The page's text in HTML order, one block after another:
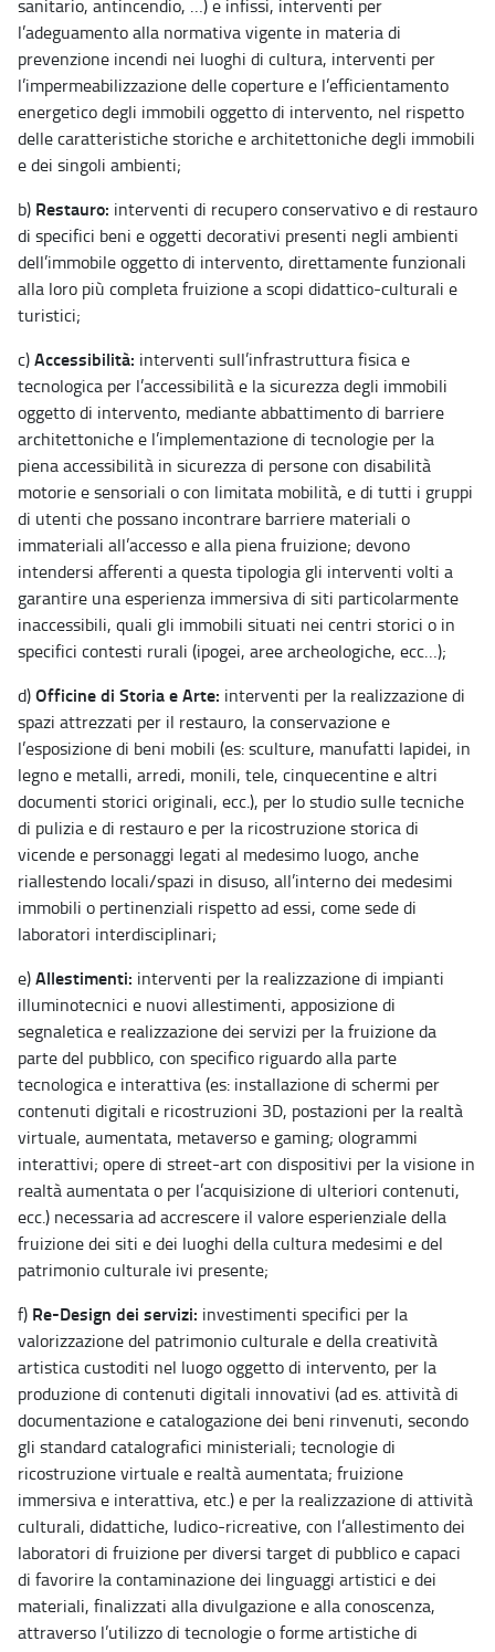
sanitario, antincendio, …) e infissi, interventi per
l’adeguamento alla normativa vigente in materia di
prevenzione incendi nei luoghi di cultura, interventi per
l’impermeabilizzazione delle coperture e l’efficientamento
energetico degli immobili oggetto di intervento, nel rispetto
delle caratteristiche storiche e architettoniche degli immobili
e dei singoli ambienti;
b) Restauro: interventi di recupero conservativo e di restauro
di specifici beni e oggetti decorativi presenti negli ambienti
dell’immobile oggetto di intervento, direttamente funzionali
alla loro più completa fruizione a scopi didattico-culturali e
turistici;
c)Accessibilità: interventi sull’infrastruttura fisica e
tecnologica per l’accessibilità e la sicurezza degli immobili
oggetto di intervento, mediante abbattimento di barriere
architettoniche e l’implementazione di tecnologie per la
piena accessibilità in sicurezza di persone con disabilità
motorie e sensoriali o con limitata mobilità, e di tutti i gruppi
di utenti che possano incontrare barriere materiali o
immateriali all’accesso e alla piena fruizione; devono
intendersi afferenti a questa tipologia gli interventi volti a
garantire una esperienza immersiva di siti particolarmente
inaccessibili, quali gli immobili situati nei centri storici o in
specifici contesti rurali (ipogei, aree archeologiche, ecc…);
d)Officine di Storia e Arte: interventi per la realizzazione di
spazi attrezzati per il restauro, la conservazione e
l’esposizione di beni mobili (es: sculture, manufatti lapidei, in
legno e metalli, arredi, monili, tele, cinquecentine e altri
documenti storici originali, ecc.), per lo studio sulle tecniche
di pulizia e di restauro e per la ricostruzione storica di
vicende e personaggi legati al medesimo luogo, anche
riallestendo locali/spazi in disuso, all’interno dei medesimi
immobili o pertinenziali rispetto ad essi, come sede di
laboratori interdisciplinari;
e)Allestimenti: interventi per la realizzazione di impianti
illuminotecnici e nuovi allestimenti, apposizione di
segnaletica e realizzazione dei servizi per la fruizione da
parte del pubblico, con specifico riguardo alla parte
tecnologica e interattiva (es: installazione di schermi per
contenuti digitali e ricostruzioni 3D, postazioni per la realtà
virtuale, aumentata, metaverso e gaming; ologrammi
interattivi; opere di street-art con dispositivi per la visione in
realtà aumentata o per l’acquisizione di ulteriori contenuti,
ecc.) necessaria ad accrescere il valore esperienziale della
fruizione dei siti e dei luoghi della cultura medesimi e del
patrimonio culturale ivi presente;
f) Re-Design dei servizi: investimenti specifici per la
valorizzazione del patrimonio culturale e della creatività
artistica custoditi nel luogo oggetto di intervento, per la
produzione di contenuti digitali innovativi (ad es. attività di
documentazione e catalogazione dei beni rinvenuti, secondo
gli standard catalografici ministeriali; tecnologie di
ricostruzione virtuale e realtà aumentata; fruizione
immersiva e interattiva, etc.) e per la realizzazione di attività
culturali, didattiche, ludico-ricreative, con l’allestimento dei
laboratori di fruizione per diversi target di pubblico e capaci
di favorire la contaminazione dei linguaggi artistici e dei
materiali, finalizzati alla divulgazione e alla conoscenza,
attraverso l’utilizzo di tecnologie o forme artistiche di